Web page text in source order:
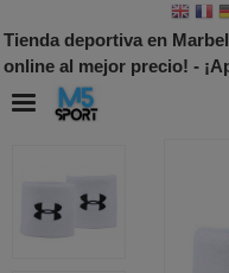
Tienda deportiva en
online al mejor precio! -